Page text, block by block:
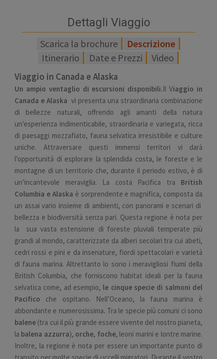
Dettagli Viaggio
Scarica la brochure
Descrizione
Itinerario
Date e Prezzi Video
Viaggio in Canada e Alaska
Un ampio ventaglio di escursioni disponibili.Il Viaggio in
Canada e Alaska vi presenta una straordinaria combinazione
di bellezze naturali, offrendo agli amanti della natura
un’esperienza indimenticabile, straordinaria e variegata, ricca
di paesaggi mozzafiato, fauna selvatica irresistibile e culture
uniche. Attraversare questi immensi territori vi darà
l’opportunità di esplorare la splendida costa, le foreste e le
montagne di un territorio che, durante il periodo estivo, è di
un’incantevole meraviglia. La costa Pacifica tra British
Columbia e Alaska è sorprendente e magnifica, composta da
un assai vario insieme di ambienti, con panorami e scenari di
bellezza e biodiversità senza pari. Questa regione è nota per
la sua vasta estensione di foreste pluviali temperate più
grandi al mondo, caratterizzate da alberi secolari tra cui abeti,
cedri rossi e pini e da insenature, fiordi spettacolari e varietà
di fauna marina. Altrettanto lo sono i meravigliosi fiumi della
British Columbia, che forniscono habitat ideali per la fauna
selvatica come, ad esempio, le cinque specie di salmoni del
Pacifico che ospitano. Nell’Oceano, la fauna marina è
abbondante e numerosissima. Tra le specie più comuni ci sono
balene (tra cui il più grande essere vivente del nostro pianeta,
la balena azzurra), orche, foche, leoni marini e lontre marine.
Inoltre, la regione è nota per essere un importante punto di